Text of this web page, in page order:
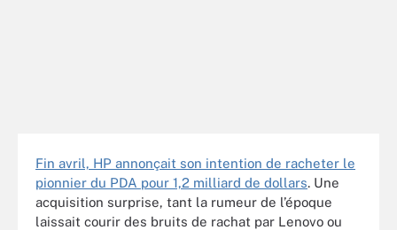
Fin avril, HP annonçait son intention de racheter le
pionnier du PDA pour 1,2 milliard de dollars. Une
acquisition surprise, tant la rumeur de l’époque
laissait courir des bruits de rachat par Lenovo ou